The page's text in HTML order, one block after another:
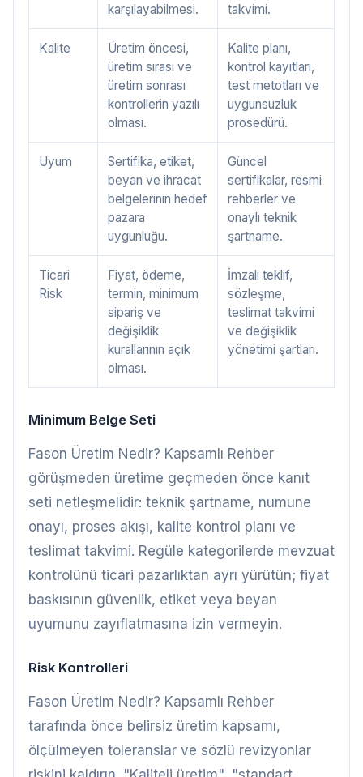
karşılayabilmesi.
takvimi.
Kalite
Üretim öncesi,
üretim sırası ve
üretim sonrası
kontrollerin yazılı
olması.
Kalite planı,
kontrol kayıtları,
test metotları ve
uygunsuzluk
prosedürü.
Uyum
Sertifika, etiket,
beyan ve ihracat
belgelerinin hedef
pazara
uygunluğu.
Güncel
sertifikalar, resmi
rehberler ve
onaylı teknik
şartname.
Ticari
Risk
Fiyat, ödeme,
termin, minimum
sipariş ve
değişiklik
kurallarının açık
olması.
İmzalı teklif,
sözleşme,
teslimat takvimi
ve değişiklik
yönetimi şartları.
Minimum Belge Seti
Fason Üretim Nedir? Kapsamlı Rehber
görüşmeden üretime geçmeden önce kanıt
seti netleşmelidir: teknik şartname, numune
onayı, proses akışı, kalite kontrol planı ve
teslimat takvimi. Regüle kategorilerde mevzuat
kontrolünü ticari pazarlıktan ayrı yürütün; fiyat
baskısının güvenlik, etiket veya beyan
uyumunu zayıflatmasına izin vermeyin.
Risk Kontrolleri
Fason Üretim Nedir? Kapsamlı Rehber
tarafında önce belirsiz üretim kapsamı,
ölçülmeyen toleranslar ve sözlü revizyonlar